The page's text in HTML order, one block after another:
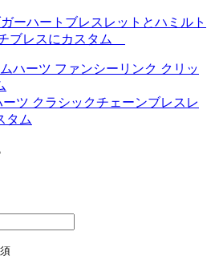
ーハートブレスレットとハミルト
ブレスにカスタム
ハーツ ファンシーリンク クリッ
ツ クラシックチェーンブレスレ
タム